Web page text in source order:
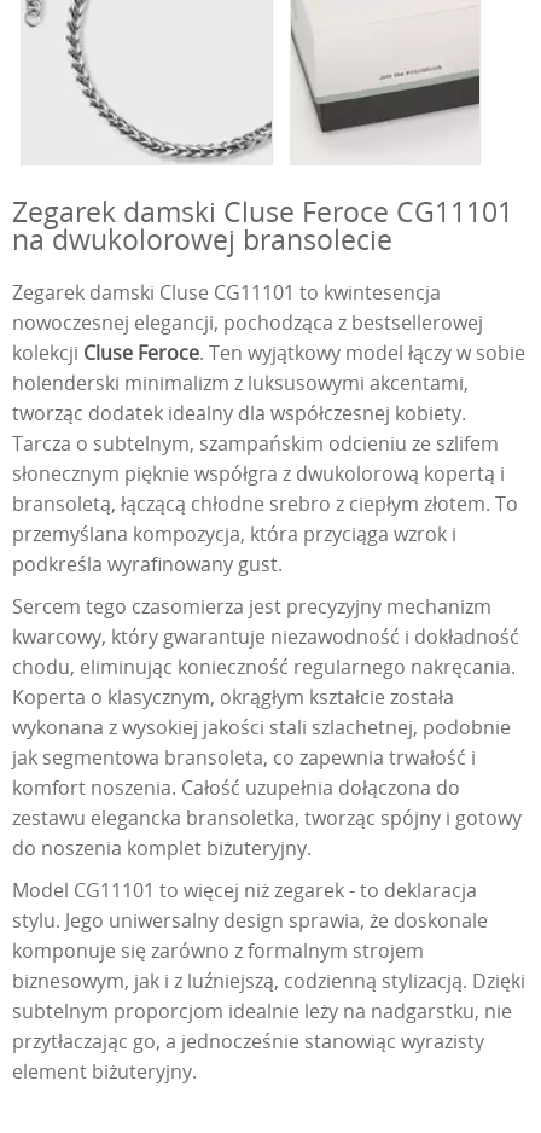
Zegarek damski Cluse Feroce CG11101
na dwukolorowej bransolecie
Zegarek damski Cluse CG11101 to kwintesencja
nowoczesnej elegancji, pochodząca z bestsellerowej
kolekcji Cluse Feroce. Ten wyjątkowy model łączy w sobie
holenderski minimalizm z luksusowymi akcentami,
tworząc dodatek idealny dla współczesnej kobiety.
Tarcza o subtelnym, szampańskim odcieniu ze szlifem
słonecznym pięknie współgra z dwukolorową kopertą i
bransoletą, łączącą chłodne srebro z ciepłym złotem. To
przemyślana kompozycja, która przyciąga wzrok i
podkreśla wyrafinowany gust.
Sercem tego czasomierza jest precyzyjny mechanizm
kwarcowy, który gwarantuje niezawodność i dokładność
chodu, eliminując konieczność regularnego nakręcania.
Koperta o klasycznym, okrągłym kształcie została
wykonana z wysokiej jakości stali szlachetnej, podobnie
jak segmentowa bransoleta, co zapewnia trwałość i
komfort noszenia. Całość uzupełnia dołączona do
zestawu elegancka bransoletka, tworząc spójny i gotowy
do noszenia komplet biżuteryjny.
Model CG11101 to więcej niż zegarek - to deklaracja
stylu. Jego uniwersalny design sprawia, że doskonale
komponuje się zarówno z formalnym strojem
biznesowym, jak i z luźniejszą, codzienną stylizacją. Dzięki
subtelnym proporcjom idealnie leży na nadgarstku, nie
przytłaczając go, a jednocześnie stanowiąc wyrazisty
element biżuteryjny.